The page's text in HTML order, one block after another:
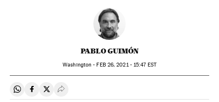
PABLO GUIMÓN
Washington -FEB26, 2021 - 15:47EST
Compartir en Whatsapp
Compartir en Facebook
Compartir en Twitter
Desplegar Redes Sociales